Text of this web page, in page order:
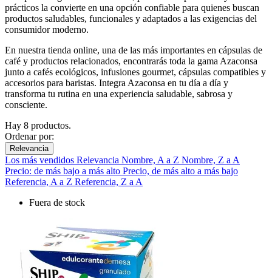
prácticos la convierte en una opción confiable para quienes buscan
productos saludables, funcionales y adaptados a las exigencias del
consumidor moderno.
En nuestra tienda online, una de las más importantes en cápsulas de
café y productos relacionados, encontrarás toda la gama Azaconsa
junto a cafés ecológicos, infusiones gourmet, cápsulas compatibles y
accesorios para baristas. Integra Azaconsa en tu día a día y
transforma tu rutina en una experiencia saludable, sabrosa y
consciente.
Hay 8 productos.
Ordenar por:
Relevancia
Los más vendidos Relevancia Nombre, A a Z Nombre, Z a A
Precio: de más bajo a más alto Precio, de más alto a más bajo
Referencia, A a Z Referencia, Z a A
Fuera de stock